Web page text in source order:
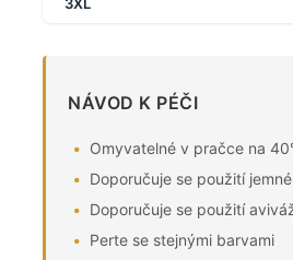
NÁVOD K PÉČI
Omyvatelné v pračce na
Doporučuje se použití
Doporučuje se použití
Perte se stejnými barvami